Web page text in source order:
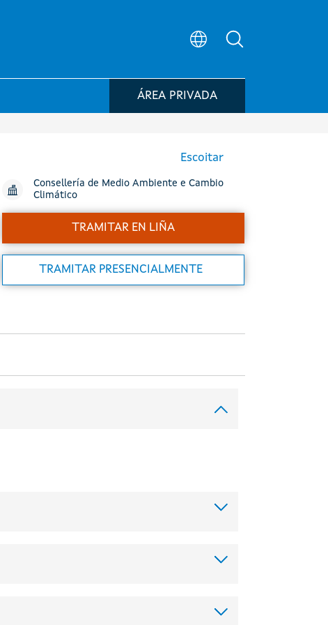
ÁREA PRIVADA
Escoitar
Consellería de Medio Ambiente e Cambio
Climático
TRAMITAR EN LIÑA
TRAMITAR PRESENCIALMENTE